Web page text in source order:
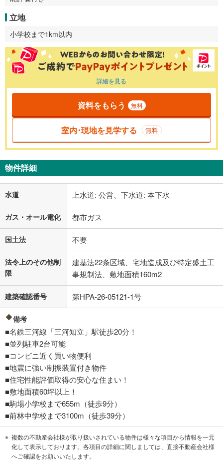
立地
小学校まで1km以内
詳細を見る
資料をもらう 無料
室内･現地を見学する 無料
物件詳細
水道 上水道: 公営、下水道: 本下水
ガス・オール電化 都市ガス
国土法 不要
法令上のその他制
限
建基法22条区域、宅地造成及び特定盛土工
事規制法、敷地面積160m2
建築確認番号 第HPA-26-05121-1号
備考
■名鉄三河線「三河知立」駅徒歩20分！
■並列駐車2台可能
■コンビニ近く買い物便利
■地震に強い制振装置付き物件
■住宅性能評価取得の安心な住まい！
■敷地面積60坪以上！
■駒場小学校まで655m（徒歩9分）
■前林中学校まで3100m（徒歩39分）
複数の不動産会社様が取り扱いされている物件は様々な項目から情報を一元
化して表示しております。各項目の詳細に関しましては、直接不動産会社様
へご確認をお願いいたします。